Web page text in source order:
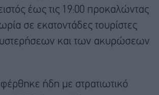
έως τις 19:00 προκαλώντας
σε εκατοντάδες τουρίστες
και των ακυρώσεων
ήδη με στρατιωτικό